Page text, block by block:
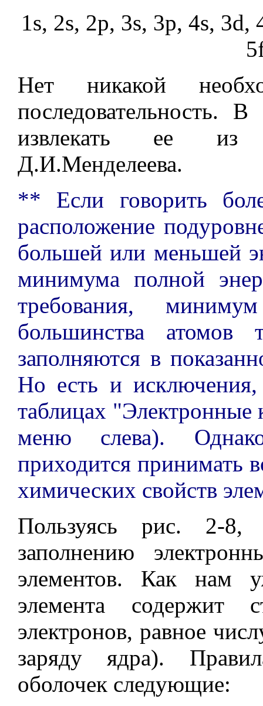
1s, 2s, 2p, 3s, 3p, 4s,
Нет никакой
последовательность.
извлекать ее из
Д.И.Менделеева.
** Если говорить
расположение
большей или меньшей
минимума полной
требования,
большинства атомов
заполняются в
Но есть и
таблицах "Электронные
меню слева).
приходится принимать
химических свойств
Пользуясь рис. 2-
заполнению
элементов. Как нам
элемента содержит
электронов, равное
заряду ядра).
оболочек следующие: